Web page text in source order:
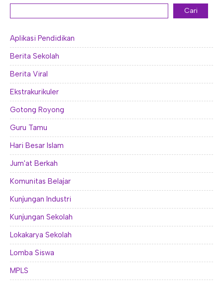
Cari
Aplikasi Pendidikan
Berita Sekolah
Berita Viral
Ekstrakurikuler
Gotong Royong
Guru Tamu
Hari Besar Islam
Jum'at Berkah
Komunitas Belajar
Kunjungan Industri
Kunjungan Sekolah
Lokakarya Sekolah
Lomba Siswa
MPLS